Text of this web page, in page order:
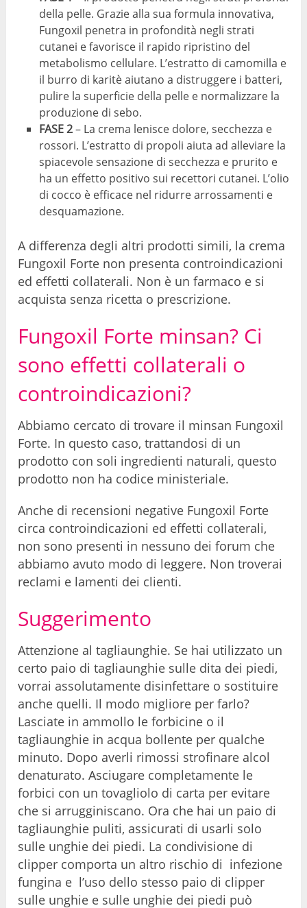
della pelle. Grazie alla sua formula innovativa,
Fungoxil penetra in profondità negli strati
cutanei e favorisce il rapido ripristino del
metabolismo cellulare. L’estratto di camomilla e
il burro di karitè aiutano a distruggere i batteri,
pulire la superficie della pelle e normalizzare la
produzione di sebo.
FASE 2– La crema lenisce dolore, secchezza e
rossori. L’estratto di propoli aiuta ad alleviare la
spiacevole sensazione di secchezza e prurito e
ha un effetto positivo sui recettori cutanei. L’olio
di cocco è efficace nel ridurre arrossamenti e
desquamazione.
A differenza degli altri prodotti simili, la crema
Fungoxil Forte non presenta controindicazioni
ed effetti collaterali. Non è un farmaco e si
acquista senza ricetta o prescrizione.
Fungoxil Forte minsan? Ci
sono effetti collaterali o
controindicazioni?
Abbiamo cercato di trovare il minsan Fungoxil
Forte. In questo caso, trattandosi di un
prodotto con soli ingredienti naturali, questo
prodotto non ha codice ministeriale.
Anche di recensioni negative Fungoxil Forte
circa controindicazioni ed effetti collaterali,
non sono presenti in nessuno dei forum che
abbiamo avuto modo di leggere. Non troverai
reclami e lamenti dei clienti.
Suggerimento
Attenzione al tagliaunghie. Se hai utilizzato un
certo paio di tagliaunghie sulle dita dei piedi,
vorrai assolutamente disinfettare o sostituire
anche quelli. Il modo migliore per farlo?
Lasciate in ammollo le forbicine o il
tagliaunghie in acqua bollente per qualche
minuto. Dopo averli rimossi strofinare alcol
denaturato. Asciugare completamente le
forbici con un tovagliolo di carta per evitare
che si arrugginiscano. Ora che hai un paio di
tagliaunghie puliti, assicurati di usarli solo
sulle unghie dei piedi. La condivisione di
clipper comporta un altro rischio di infezione
fungina e l’uso dello stesso paio di clipper
sulle unghie e sulle unghie dei piedi può